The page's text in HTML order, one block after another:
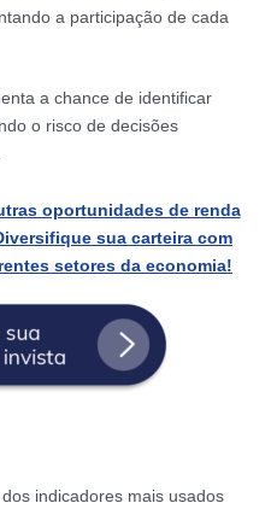
a participação de cada
a chance de identificar
o risco de decisões
oportunidades de renda
sua carteira com
setores da economia!
indicadores mais usados